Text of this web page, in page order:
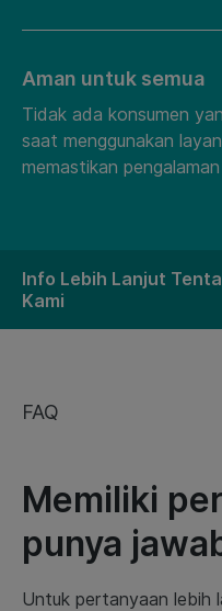
Aman untuk semua
Tidak ada konsumen
saat menggunakan
memastikan
Info Lebih Lanjut
Kami
FAQ
Memiliki
punya
Untuk pertanyaan lebih